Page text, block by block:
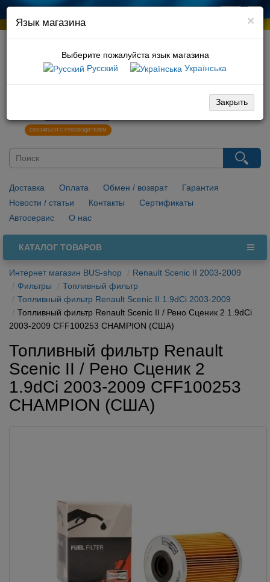
066 729 10 01
СВЯЗАТЬСЯ С РУКОВОДИТЕЛЕМ
Доставка Оплата Обмен / возврат
Гарантия
Новости / статьи
Контакты
Сертификаты
Автосервис
О нас
КАТАЛОГ ТОВАРОВ
Интернет магазин BUS-shop
Renault Scenic II 2003-2009
Фильтры
Топливный фильтр
Топливный фильтр Renault Scenic II 1.9dCi 2003-2009
Топливный фильтр Renault Scenic II / Рено Сценик 2 1.9dCi
2003-2009 CFF100253 CHAMPION (США)
×
Язык магазина
Выберите пожалуйста язык магазина
Русский
Українська
Закрыть
Топливный фильтр Renault
Scenic II / Рено Сценик 2
1.9dCi 2003-2009 CFF100253
CHAMPION (США)